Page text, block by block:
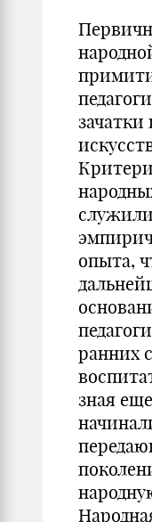
зачатки
опыта,
ранних
зная